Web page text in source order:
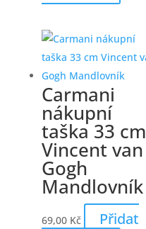
Carmani
nákupní
taška 33 cm
Vincent van
Gogh
Mandlovník
69,00 Kč
Přidat